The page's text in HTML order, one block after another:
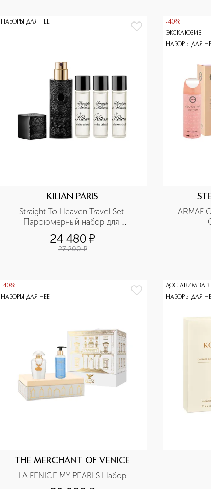
НАБОРЫ ДЛЯ НЕЕ
KILIAN PARIS
Straight To Heaven Travel Set
Парфюмерный набор для
24 480¤
27 200 ¤
-40%
ЭКСКЛЮЗИВ
НАБОРЫ ДЛЯ
ARMAF
-40%
НАБОРЫ ДЛЯ НЕЕ
THE MERCHANT OF VENICE
LA FENICE MY PEARLS Набор
ДОСТАВИМ ЗА
НАБОРЫ ДЛЯ